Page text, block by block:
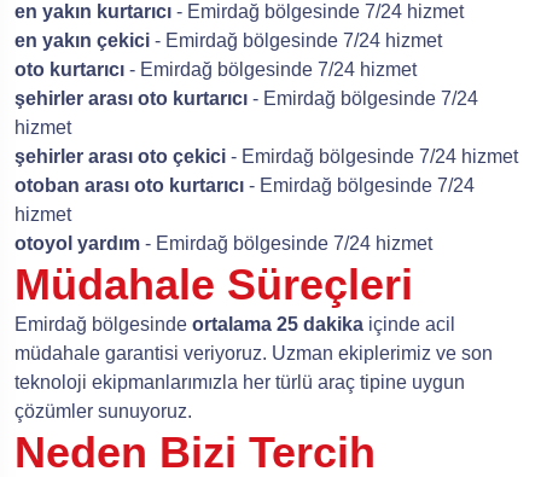
en yakın kurtarıcı - Emirdağ bölgesinde 7/24 hizmet
en yakın çekici - Emirdağ bölgesinde 7/24 hizmet
oto kurtarıcı - Emirdağ bölgesinde 7/24 hizmet
şehirler arası oto kurtarıcı - Emirdağ bölgesinde 7/24
hizmet
şehirler arası oto çekici - Emirdağ bölgesinde 7/24 hizmet
otoban arası oto kurtarıcı - Emirdağ bölgesinde 7/24
hizmet
otoyol yardım - Emirdağ bölgesinde 7/24 hizmet
Müdahale Süreçleri
Emirdağ bölgesinde ortalama 25 dakika içinde acil
müdahale garantisi veriyoruz. Uzman ekiplerimiz ve son
teknoloji ekipmanlarımızla her türlü araç tipine uygun
çözümler sunuyoruz.
Neden Bizi Tercih